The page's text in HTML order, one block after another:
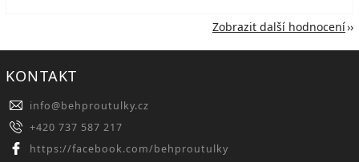
Zobrazit další hodnocení
KONTAKT
info@behproutulky.cz
+420 737 587 217
https://facebook.com/behproutulky